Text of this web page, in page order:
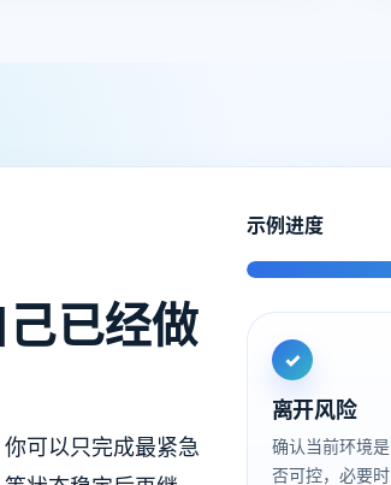
已经做
可以只完成最紧急
示例进度
✓
离开风险
确认当前环境是
否可控，必要时